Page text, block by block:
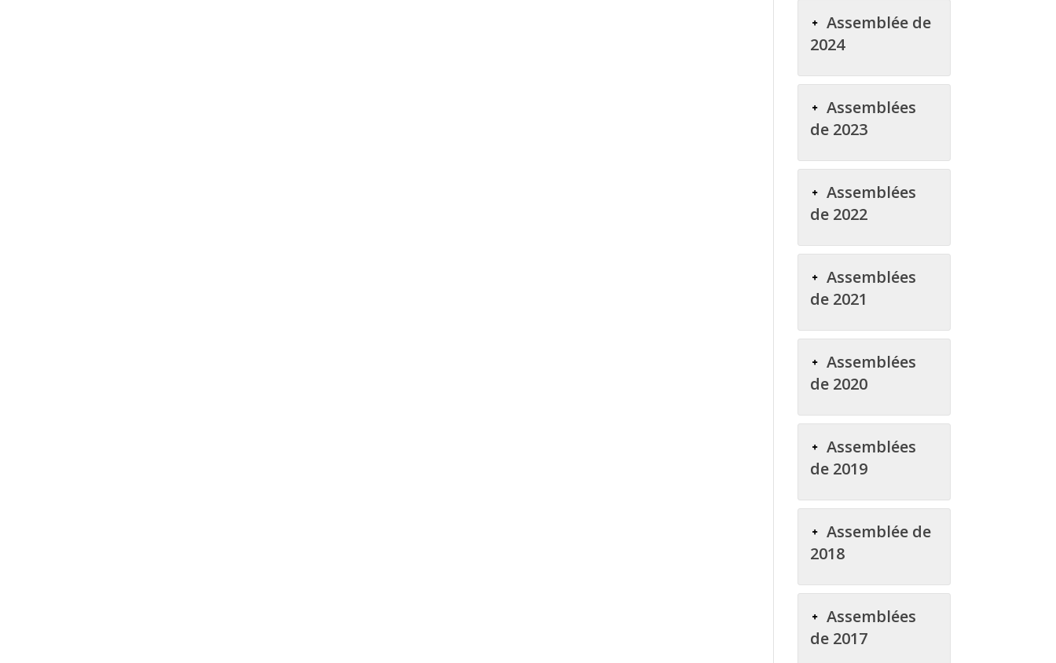
Assemblée de
2024
Assemblées
de 2023
Assemblées
de 2022
Assemblées
de 2021
Assemblées
de 2020
Assemblées
de 2019
Assemblée de
2018
Assemblées
de 2017